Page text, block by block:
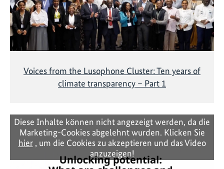
Voices from the Lusophone Cluster: Ten years of
climate transparency – Part 1
Diese Inhalte können nicht angezeigt werden, da die
Marketing-Cookies abgelehnt wurden. Klicken Sie
hier, um die Cookies zu akzeptieren und das Video
anzuzeigen!